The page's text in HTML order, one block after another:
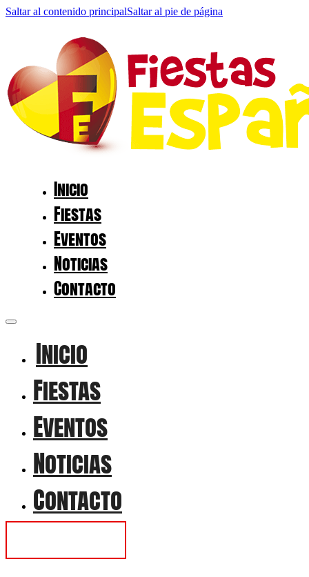
Saltar al contenido principalSaltar al pie de página
Inicio
Fiestas
Eventos
Noticias
Contacto
Inicio
Fiestas
Eventos
Noticias
Contacto